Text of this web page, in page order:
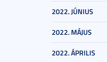
2022. JÚNIUS
2022. MÁJUS
2022. ÁPRILIS